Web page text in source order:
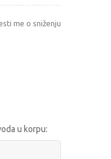
me o sniženju
u korpu: